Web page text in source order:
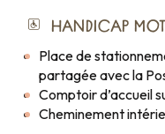
HANDICAP
Place de
partagée avec la
Comptoir d’accueil
Cheminement